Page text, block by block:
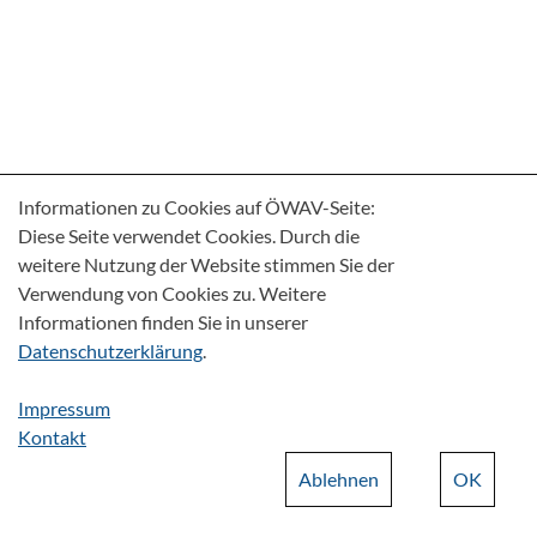
Informationen zu Cookies auf ÖWAV-Seite:
Diese Seite verwendet Cookies. Durch die
weitere Nutzung der Website stimmen Sie der
Verwendung von Cookies zu. Weitere
Informationen finden Sie in unserer
Datenschutzerklärung.
Impressum
Kontakt
OK
Ablehnen